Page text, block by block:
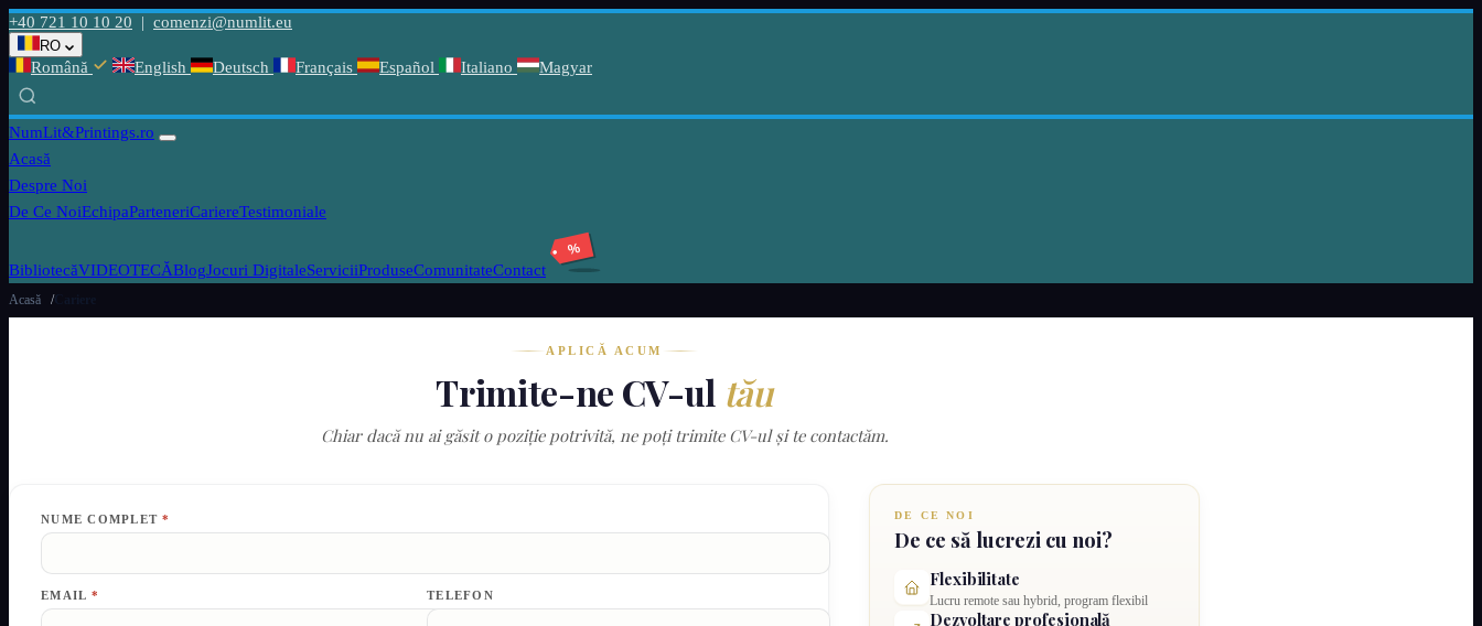
+40 721 10 10 20 | comenzi@numlit.eu
RO
Română English Deutsch Français Español Italiano Magyar
NumLit&Printings.ro
Acasă
Despre Noi
De Ce NoiEchipaParteneriCariereTestimoniale
BibliotecăVIDEOTECĂBlogJocuri DigitaleServiciiProduseComunitateContact
%
Acasă Cariere
APLICĂ ACUM
Trimite-ne CV-ul tău
Chiar dacă nu ai găsit o poziție potrivită, ne poți trimite CV-ul și te contactăm.
NUME COMPLET*
EMAIL * TELEFON
DE CE NOI
De ce să lucrezi cu noi?
Flexibilitate
Lucru remote sau hybrid, program flexibil
Dezvoltare profesională